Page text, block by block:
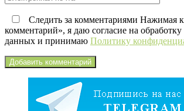
Следить за комментариями Нажимая
комментарий», я даю согласие на
данных и принимаю Политику